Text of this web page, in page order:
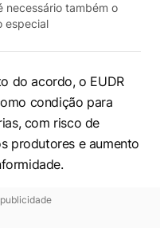
necessário também o
especial
do acordo, o EUDR
condição para
com risco de
produtores e aumento